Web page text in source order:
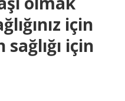
için
için